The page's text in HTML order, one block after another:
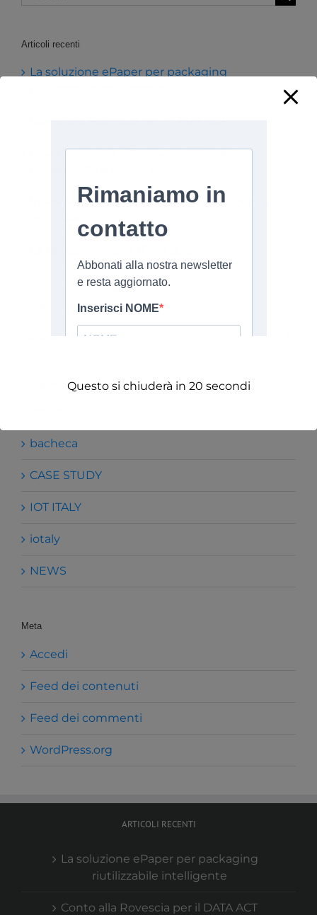
Articoli recenti
La soluzione ePaper per packaging
DIGITAL TWINS NELL’ALLEVAMENTO –
Intervista a Valter Fraccaro sull’intelligenza
bacheca
CASE STUDY
IOT ITALY
iotaly
NEWS
Meta
Accedi
Feed dei contenuti
Feed dei commenti
WordPress.org
ARTICOLI RECENTI
La soluzione ePaper per packaging
riutilizzabile intelligente
Conto alla Rovescia per il DATA ACT
Questo si chiuderà in19secondi